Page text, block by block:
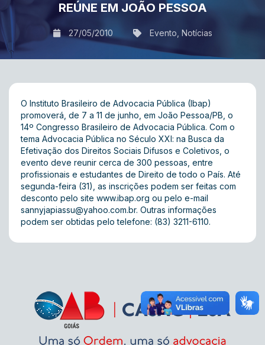
REÚNE EM JOÃO PESSOA
27/05/2010 Evento Notícias
O Instituto Brasileiro de Advocacia Pública (Ibap)
promoverá, de 7 a 11 de junho, em João Pessoa/PB, o
14º Congresso Brasileiro de Advocacia Pública. Com o
tema Advocacia Pública no Século XXI: na Busca da
Efetivação dos Direitos Sociais Difusos e Coletivos, o
evento deve reunir cerca de 300 pessoas, entre
profissionais e estudantes de Direito de todo o País. Até
segunda-feira (31), as inscrições podem ser feitas com
desconto pelo site www.ibap.org ou pelo e-mail
sannyjapiassu@yahoo.com.br. Outras informações
podem ser obtidas pelo telefone: (83) 3211-6110.